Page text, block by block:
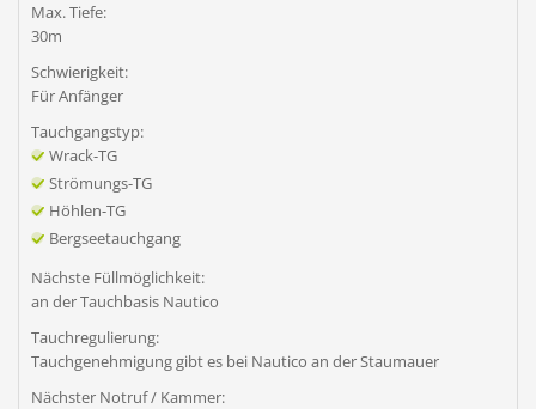
Max. Tiefe:
30m
Schwierigkeit:
Für Anfänger
Tauchgangstyp:
Wrack-TG
Strömungs-TG
Höhlen-TG
Bergseetauchgang
Nächste Füllmöglichkeit:
an der Tauchbasis Nautico
Tauchregulierung:
Tauchgenehmigung gibt es bei Nautico an der Staumauer
Nächster Notruf / Kammer: